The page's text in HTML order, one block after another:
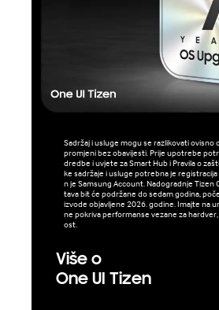
Sadržaj i usluge mogu se razlikovati ovisno
promjeni bez obavijesti. Prije upotrebe
dredbe i uvjete za Smart Hub i Pravila o
ke sadržaje i usluge potrebna je
n je Samsung Account. Nadogradnje Tizen
tava bit će podržane do sedam godina,
izvode objavljene 2026. godine. Imajte na
ne pokriva performanse vezane za hardver,
ost.
Više o
One UI Tizen